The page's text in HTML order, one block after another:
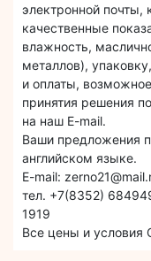
электронной почты,
качественные
влажность,
металлов),
и оплаты,
принятия решения
на наш E-mail.
Ваши предложения
английском языке.
E-mail:
тел. +7(8352)
1919
Все цены и